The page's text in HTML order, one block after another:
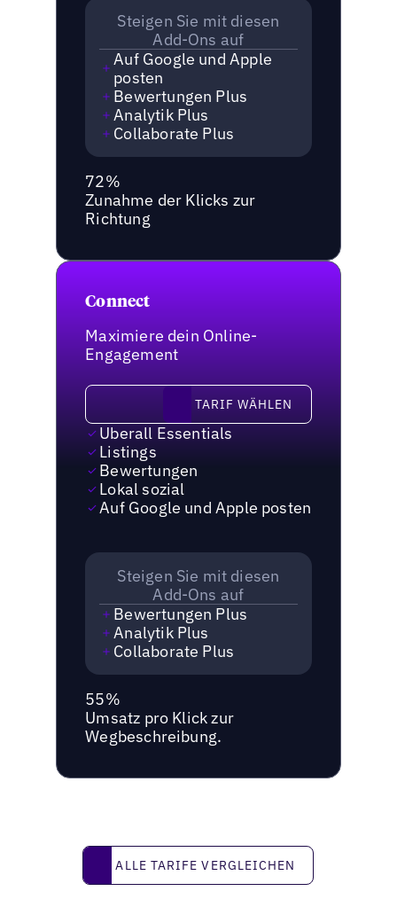
Steigen Sie mit diesen
Add-Ons auf
Auf Google und Apple
posten
Bewertungen Plus
Analytik Plus
Collaborate Plus
72%
Zunahme der Klicks zur
Richtung
Connect
Maximiere dein Online-
Engagement
Tarif wählen
TARIF WÄHLEN
Uberall Essentials
Listings
Bewertungen
Lokal sozial
Auf Google und Apple posten
Steigen Sie mit diesen
Add-Ons auf
Bewertungen Plus
Analytik Plus
Collaborate Plus
55%
Umsatz pro Klick zur
Wegbeschreibung.
Alle Tarife vergleichen
ALLE TARIFE VERGLEICHEN